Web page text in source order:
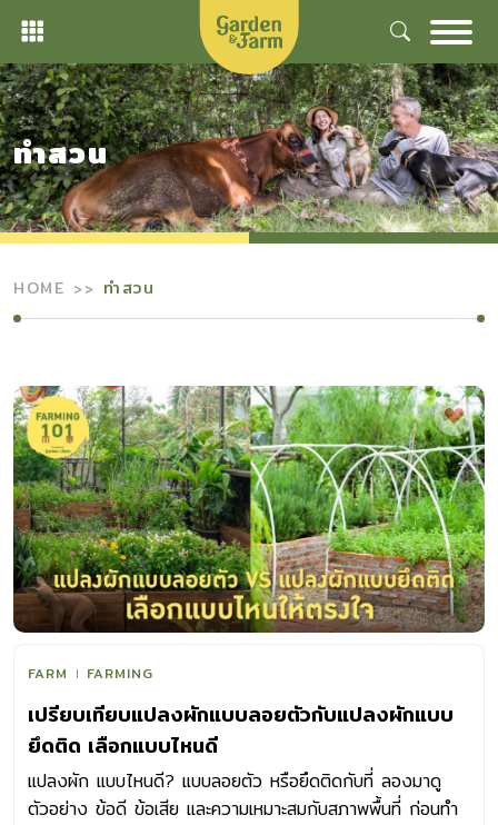
Skip
content
ทำสวน
HOME ทำสวน
FARM FARMING
เปรียบเทียบแปลงผักแบบลอยตัวกับแปลงผักแบบ
ยึดติด เลือกแบบไหนดี
แปลงผัก แบบไหนดี? แบบลอยตัว หรือยึดติดกับที่ ลองมาดู
ตัวอย่าง ข้อดี ข้อเสีย และความเหมาะสมกับสภาพพื้นที่ ก่อนทำ